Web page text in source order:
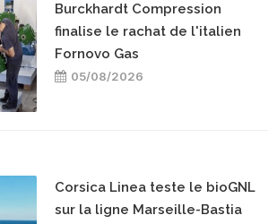
Burckhardt Compression
finalise le rachat de l'italien
Fornovo Gas
05/08/2026
Corsica Linea teste le bioGNL
sur la ligne Marseille-Bastia